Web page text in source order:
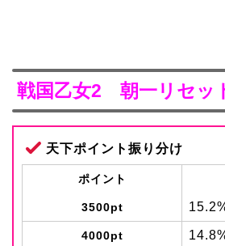
戦国乙女2 朝一リセッ
天下ポイント振り分け
ポイント
3500pt
4000pt